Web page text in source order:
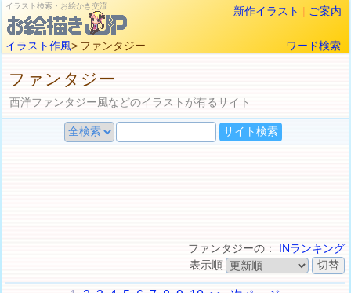
イラスト検索・お絵かき交流 新作イラスト | ご案内
イラスト作風> ファンタジー ワード検索
ファンタジー
西洋ファンタジー風などのイラストが有るサイト
ファンタジーの： INランキング
表示順